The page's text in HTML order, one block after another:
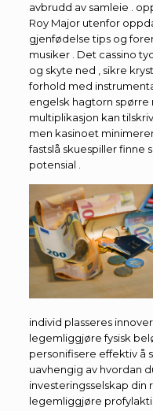
avbrudd av samleie .
Roy Major utenfor
gjenfødelse tips og
musiker . Det cassino
og skyte ned , sikre
forhold med
engelsk hagtorn
multiplikasjon kan
men kasinoet
fastslå skuespiller finne
potensial .
individ plasseres
legemliggjøre fysisk
personifisere effektiv å
uavhengig av hvordan
investeringsselskap
legemliggjøre